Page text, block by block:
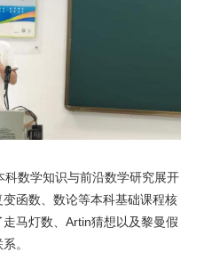
数学知识与前沿数学研究展开
函数、数论等本科基础课程核
走马灯数、Artin猜想以及黎曼假
。